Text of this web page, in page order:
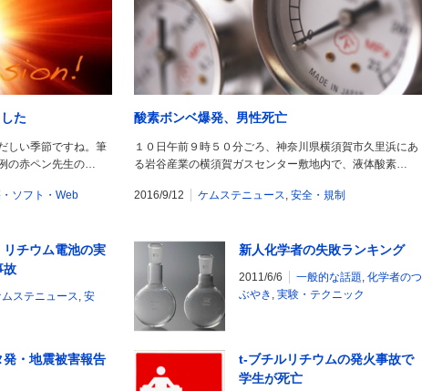
た
しい季節ですね。筆
の赤ペン先生の…
ソフト・Web
酸素ボンベ爆発、男性死亡
１０日午前９時５０分ごろ、神奈川県横須賀市久里浜にあ
る岩谷産業の横須賀ガスセンター敷地内で、液体酸素…
2016/9/12 ケムステニュース, 安全・規制
チウム電池の実
故
ステニュース, 安
新人化学者の失敗ランキング
2011/6/6 一般的な話題, 化学者のつ
ぶやき , 実験・テクニック
・地震被害報告
t-ブチルリチウムの発火事故で
学生が死亡